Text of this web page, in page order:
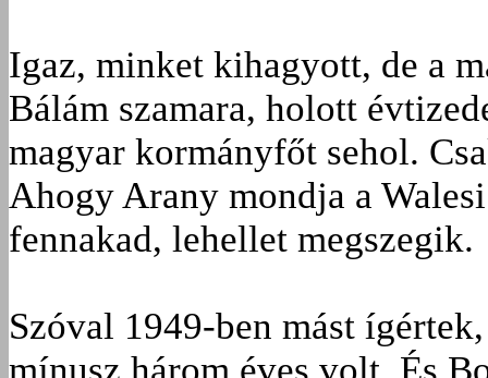
Igaz, minket kihagyott, de a
Bálám szamara, holott
magyar kormányfőt sehol.
Ahogy Arany mondja a
fennakad, lehellet megszegik.
Szóval 1949-ben mást